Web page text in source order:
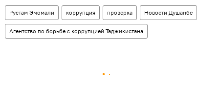
Рустам Эмомали коррупция проверка Новости Душанбе
Агентство по борьбе с коррупцией Таджикистана